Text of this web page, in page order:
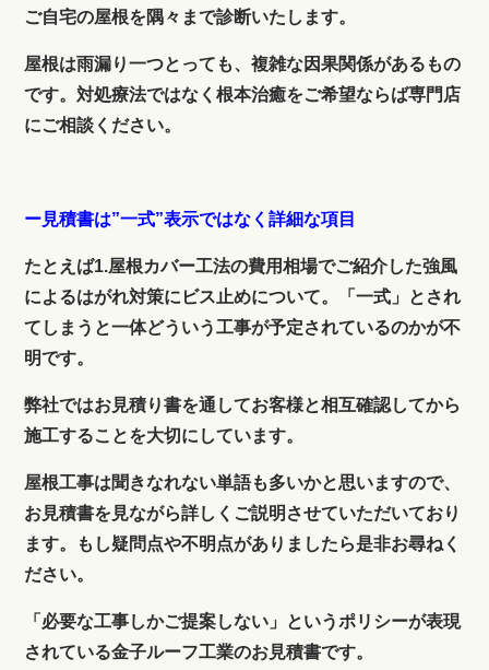
ご自宅の屋根を隅々まで診断いたします。
屋根は雨漏り一つとっても、複雑な因果関係があるもの
です。対処療法ではなく根本治癒をご希望ならば専門店
にご相談ください。
ー見積書は”一式”表示ではなく詳細な項目
たとえば1.屋根カバー工法の費用相場でご紹介した強風
によるはがれ対策にビス止めについて。「一式」とされ
てしまうと一体どういう工事が予定されているのかが不
明です。
弊社ではお見積り書を通してお客様と相互確認してから
施工することを大切にしています。
屋根工事は聞きなれない単語も多いかと思いますので、
お見積書を見ながら詳しくご説明させていただいており
ます。もし疑問点や不明点がありましたら是非お尋ねく
ださい。
「必要な工事しかご提案しない」というポリシーが表現
されている金子ルーフ工業のお見積書です。